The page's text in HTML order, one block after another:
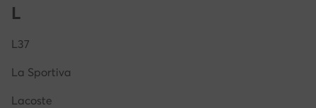
L
L37
La Sportiva
Lacoste